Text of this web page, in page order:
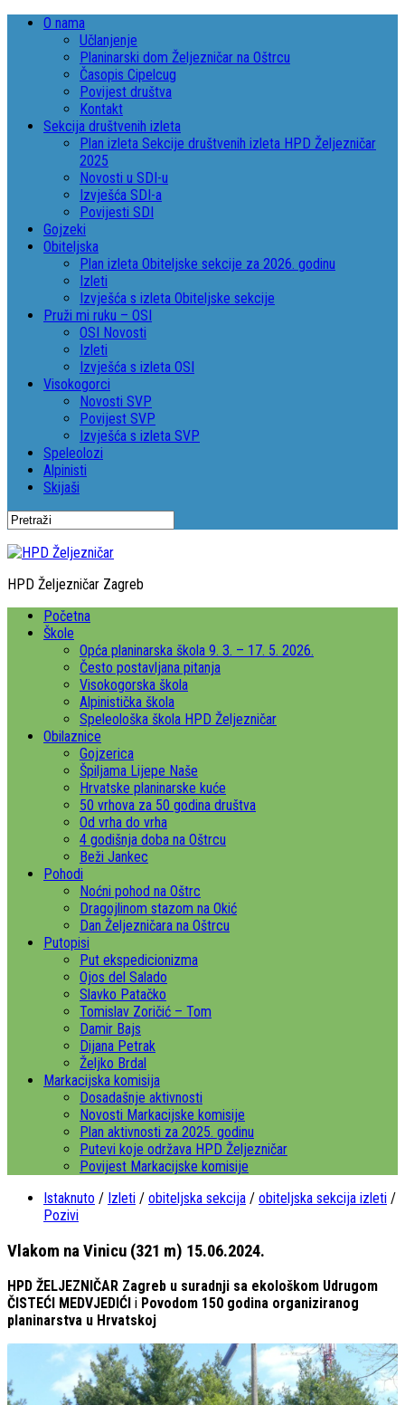
O nama
Učlanjenje
Planinarski dom Željezničar na Oštrcu
Časopis Cipelcug
Povijest društva
Kontakt
Sekcija društvenih izleta
Plan izleta Sekcije društvenih izleta HPD Željezničar
2025
Novosti u SDI-u
Izvješća SDI-a
Povijesti SDI
Gojzeki
Obiteljska
Plan izleta Obiteljske sekcije za 2026. godinu
Izleti
Izvješća s izleta Obiteljske sekcije
Pruži mi ruku – OSI
OSI Novosti
Izleti
Izvješća s izleta OSI
Visokogorci
Novosti SVP
Povijest SVP
Izvješća s izleta SVP
Speleolozi
Alpinisti
Skijaši
HPD Željezničar Zagreb
Početna
Škole
Opća planinarska škola 9. 3. – 17. 5. 2026.
Često postavljana pitanja
Visokogorska škola
Alpinistička škola
Speleološka škola HPD Željezničar
Obilaznice
Gojzerica
Špiljama Lijepe Naše
Hrvatske planinarske kuće
50 vrhova za 50 godina društva
Od vrha do vrha
4 godišnja doba na Oštrcu
Beži Jankec
Pohodi
Noćni pohod na Oštrc
Dragojlinom stazom na Okić
Dan Željezničara na Oštrcu
Putopisi
Put ekspedicionizma
Ojos del Salado
Slavko Patačko
Tomislav Zoričić – Tom
Damir Bajs
Dijana Petrak
Željko Brdal
Markacijska komisija
Dosadašnje aktivnosti
Novosti Markacijske komisije
Plan aktivnosti za 2025. godinu
Putevi koje održava HPD Željezničar
Povijest Markacijske komisije
Istaknuto / Izleti / obiteljska sekcija / obiteljska sekcija izleti /
Pozivi
Vlakom na Vinicu (321 m) 15.06.2024.
HPD ŽELJEZNIČAR Zagreb u suradnji sa ekološkom Udrugom
ČISTEĆI MEDVJEDIĆI i Povodom 150 godina organiziranog
planinarstva u Hrvatskoj